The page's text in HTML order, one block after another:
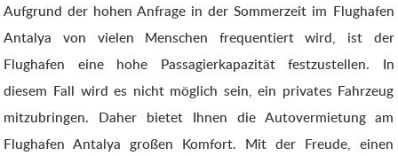
Aufgrund der hohen Anfrage in der Sommerzeit im Flughafen
Antalya von vielen Menschen frequentiert wird, ist der
Flughafen eine hohe Passagierkapazität festzustellen. In
diesem Fall wird es nicht möglich sein, ein privates Fahrzeug
mitzubringen. Daher bietet Ihnen die Autovermietung am
Flughafen Antalya großen Komfort. Mit der Freude, einen